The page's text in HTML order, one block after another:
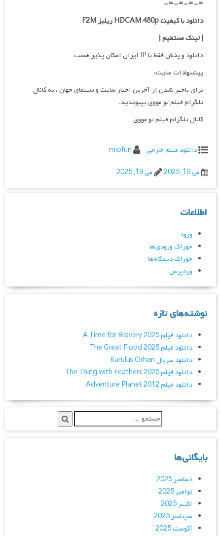
=-=-=-=-
دانلود با کیفیت HDCAM 480p ریلیز F2M
| لینک مستقیم|
دانلود و پخش فقط با IP ایران امکان پذیر هست
پیشنهادات سایت:
برای باخبر شدن از آخرین اخبار سایت و سینمای جهان ، به کانال
تلگرام فیلم تو مووی بپیوندید.
کانال تلگرام فیلم تو مووی
دانلود فیلم خارجی
miofun
می 19, 2025
می 19, 2025
اطلاعات
ورود
خوراک ورودی‌ها
خوراک دیدگاه‌ها
وردپرس
نوشته‌های تازه
دانلود فیلم A Time for Bravery 2025
دانلود فیلم The Great Flood 2025
دانلود سریال Kurulus Orhan
دانلود فیلم The Thing with Feathers 2025
دانلود فیلم Adventure Planet 2012
بایگانی‌ها
دسامبر 2025
نوامبر 2025
اکتبر 2025
سپتامبر 2025
آگوست 2025